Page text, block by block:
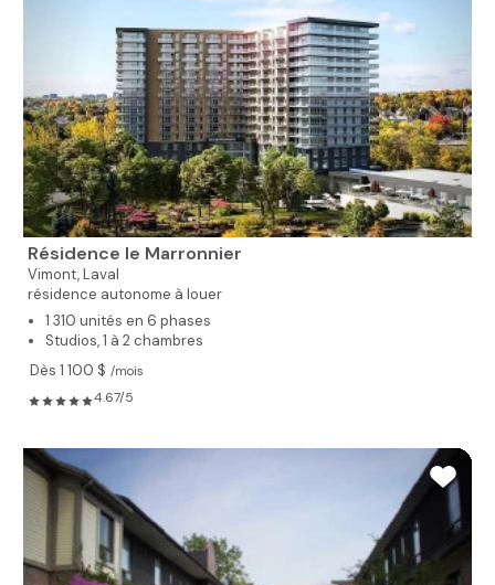
Résidence le Marronnier
Vimont,Laval
résidence autonome à louer
1 310 unités en 6 phases
Studios, 1 à 2 chambres
Dès 1 100 $ /mois
4.67/5